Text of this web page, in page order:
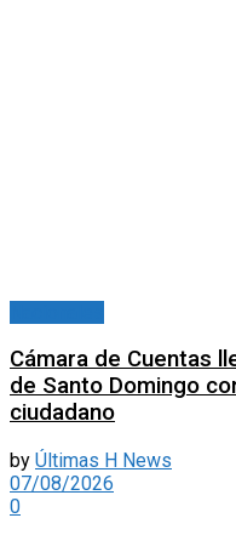
Cámara de Cuentas
de Santo Domingo
ciudadano
by Últimas H News
07/08/2026
0